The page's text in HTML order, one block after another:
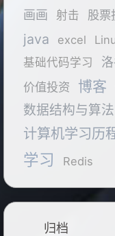
画画 射击 股票
java excel
基础代码学习
价值投资
博客
数据结构与算法
计算机学习历
学习 Redis
归档